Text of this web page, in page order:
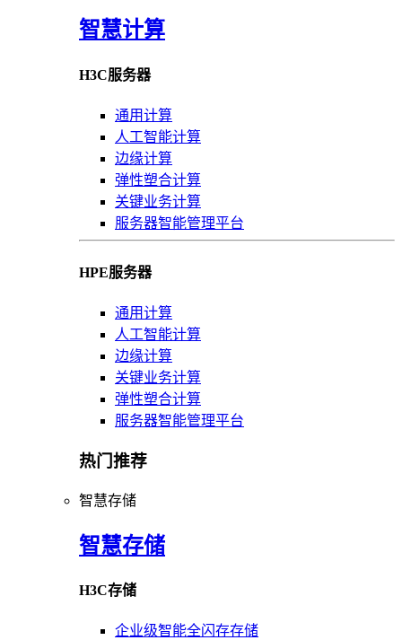
智慧计算
H3C服务器
通用计算
人工智能计算
边缘计算
弹性塑合计算
关键业务计算
服务器智能管理平台
HPE服务器
通用计算
人工智能计算
边缘计算
关键业务计算
弹性塑合计算
服务器智能管理平台
热门推荐
智慧存储
智慧存储
H3C存储
企业级智能全闪存存储